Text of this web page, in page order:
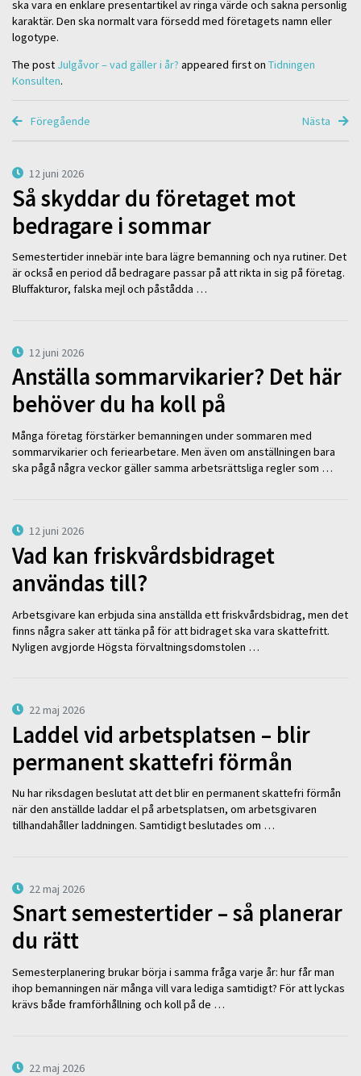
ska vara en enklare presentartikel av ringa värde och sakna personlig
karaktär. Den ska normalt vara försedd med företagets namn eller
logotype.
The post Julgåvor – vad gäller i år? appeared first on Tidningen
Konsulten.
Föregående Nästa
12 juni 2026
Så skyddar du företaget mot
bedragare i sommar
Semestertider innebär inte bara lägre bemanning och nya rutiner. Det
är också en period då bedragare passar på att rikta in sig på företag.
Bluffakturor, falska mejl och påstådda …
12 juni 2026
Anställa sommarvikarier? Det här
behöver du ha koll på
Många företag förstärker bemanningen under sommaren med
sommarvikarier och feriearbetare. Men även om anställningen bara
ska pågå några veckor gäller samma arbetsrättsliga regler som …
12 juni 2026
Vad kan friskvårdsbidraget
användas till?
Arbetsgivare kan erbjuda sina anställda ett friskvårdsbidrag, men det
finns några saker att tänka på för att bidraget ska vara skattefritt.
Nyligen avgjorde Högsta förvaltningsdomstolen …
22 maj 2026
Laddel vid arbetsplatsen – blir
permanent skattefri förmån
Nu har riksdagen beslutat att det blir en permanent skattefri förmån
när den anställde laddar el på arbetsplatsen, om arbetsgivaren
tillhandahåller laddningen. Samtidigt beslutades om …
22 maj 2026
Snart semestertider – så planerar
du rätt
Semesterplanering brukar börja i samma fråga varje år: hur får man
ihop bemanningen när många vill vara lediga samtidigt? För att lyckas
krävs både framförhållning och koll på de …
22 maj 2026